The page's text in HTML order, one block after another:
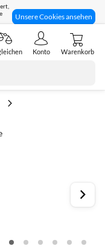
Unsere Cookies ansehen
da!
Konto Warenkorb